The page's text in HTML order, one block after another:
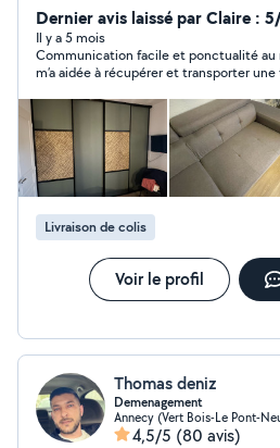
scénographie/décors
sais manier les outils, poser du
meubles, créer des cloisons,
peindre, poser des étagères ou
travaux d'entretien. Je suis également spécialisé dans le
nettoyage et désinfection de
Sérieux, réactif et soigneux, je
à votre disposition pour vous
N'hésitez pas à me contacter
bientôt !
Dernier avis laissé par Claire :
Il y a 5 mois
Communication facile et ponctualité au
m’a aidée à récupérer et transporter
Livraison de colis
Voir le profil
Thomas deniz
Demenagement
Annecy (Vert Bois-Le Pont-
4,5/5 (80 avis)